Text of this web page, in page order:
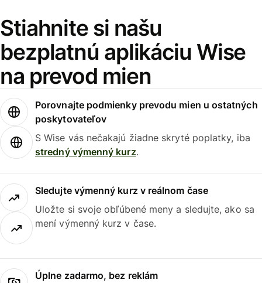
Stiahnite si našu
bezplatnú aplikáciu Wise
na prevod mien
Porovnajte podmienky prevodu mien u ostatných
poskytovateľov
S Wise vás nečakajú žiadne skryté poplatky, iba
stredný výmenný kurz.
Sledujte výmenný kurz v reálnom čase
Uložte si svoje obľúbené meny a sledujte, ako sa
mení výmenný kurz v čase.
Úplne zadarmo, bez reklám